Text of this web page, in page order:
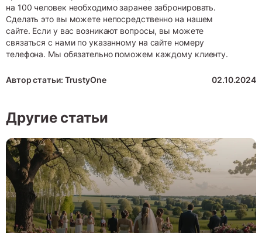
на 100 человек необходимо заранее забронировать.
Сделать это вы можете непосредственно на нашем
сайте. Если у вас возникают вопросы, вы можете
связаться с нами по указанному на сайте номеру
телефона. Мы обязательно поможем каждому клиенту.
Автор статьи: TrustyOne 02.10.2024
Другие статьи